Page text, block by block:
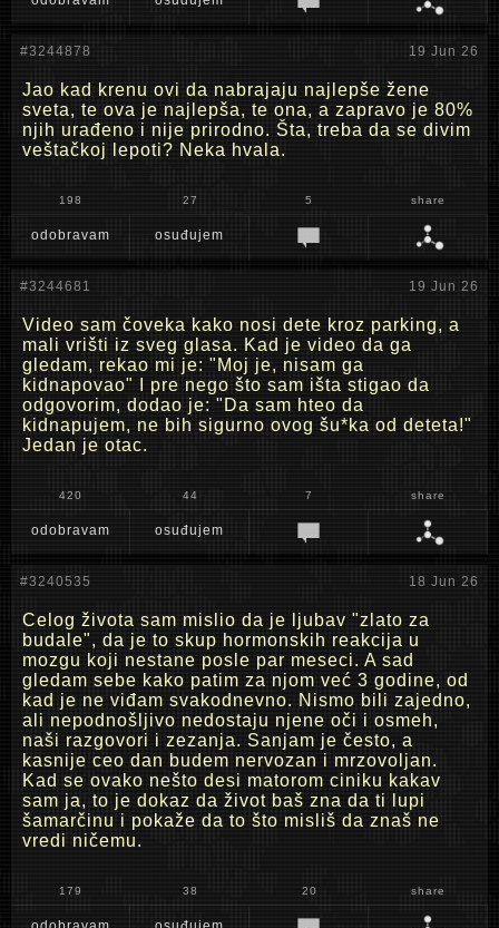
#3244878 19 Jun 26
Jao kad krenu ovi da nabrajaju najlepše žene
sveta, te ova je najlepša, te ona, a zapravo je 80%
njih urađeno i nije prirodno. Šta, treba da se divim
veštačkoj lepoti? Neka hvala.
198 27 5 share
odobravam osuđujem
#3244681 19 Jun 26
Video sam čoveka kako nosi dete kroz parking, a
mali vrišti iz sveg glasa. Kad je video da ga
gledam, rekao mi je: "Moj je, nisam ga
kidnapovao" I pre nego što sam išta stigao da
odgovorim, dodao je: "Da sam hteo da
kidnapujem, ne bih sigurno ovog šu*ka od deteta!"
Jedan je otac.
420 44 7 share
odobravam osuđujem
#3240535 18 Jun 26
Celog života sam mislio da je ljubav "zlato za
budale", da je to skup hormonskih reakcija u
mozgu koji nestane posle par meseci. A sad
gledam sebe kako patim za njom već 3 godine, od
kad je ne viđam svakodnevno. Nismo bili zajedno,
ali nepodnošljivo nedostaju njene oči i osmeh,
naši razgovori i zezanja. Sanjam je često, a
kasnije ceo dan budem nervozan i mrzovoljan.
Kad se ovako nešto desi matorom ciniku kakav
sam ja, to je dokaz da život baš zna da ti lupi
šamarčinu i pokaže da to što misliš da znaš ne
vredi ničemu.
179 38 20 share